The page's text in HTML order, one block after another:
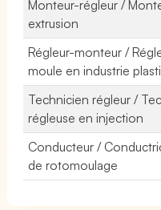
Monteur-régleur /
extrusion
Régleur-monteur /
moule en industrie
Technicien régleur /
régleuse en injection
Conducteur /
de rotomoulage